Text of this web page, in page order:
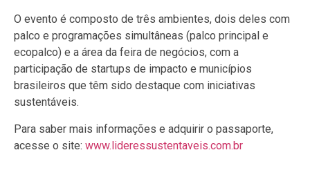
O evento é composto de três ambientes, dois deles com
palco e programações simultâneas (palco principal e
ecopalco) e a área da feira de negócios, com a
participação de startups de impacto e municípios
brasileiros que têm sido destaque com iniciativas
sustentáveis.
Para saber mais informações e adquirir o passaporte,
acesse o site: www.lideressustentaveis.com.br